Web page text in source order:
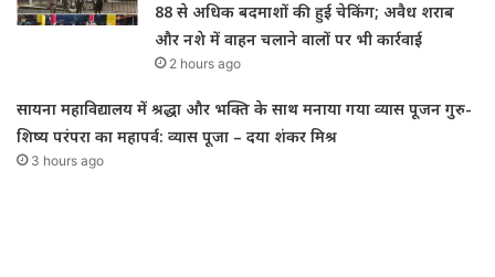
88 से अधिक बदमाशों की हुई चेकिंग; अवैध शराब
और नशे में वाहन चलाने वालों पर भी कार्रवाई
2 hours ago
सायना महाविद्यालय में श्रद्धा और भक्ति के साथ मनाया गया व्यास पूजन गुरु-
शिष्य परंपरा का महापर्व: व्यास पूजा – दया शंकर मिश्र
3 hours ago